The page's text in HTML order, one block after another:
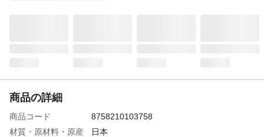
商品の詳細
商品コード
8758210103758
材質・原材料・原産
日本